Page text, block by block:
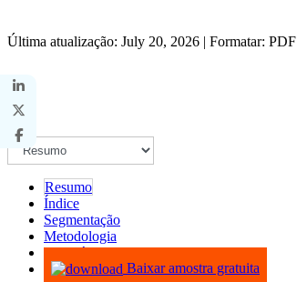
Última atualização: July 20, 2026 | Formatar:
Resumo
Índice
Segmentação
Metodologia
Infográficos
Baixar amostra gratuita